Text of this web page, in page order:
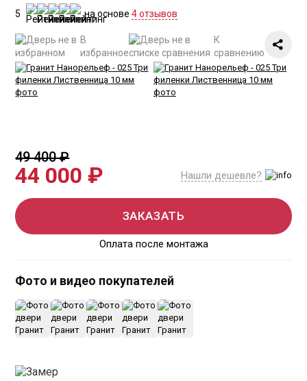
5 на основе4 отзывов
В
избранное
К
сравнению
49 400 ₽
44 000 ₽ Нашли дешевле?
ЗАКАЗАТЬ
Оплата после монтажа
Фото и видео покупателей